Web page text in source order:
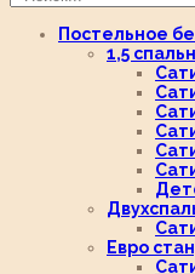
Постельное
1,5
Евро